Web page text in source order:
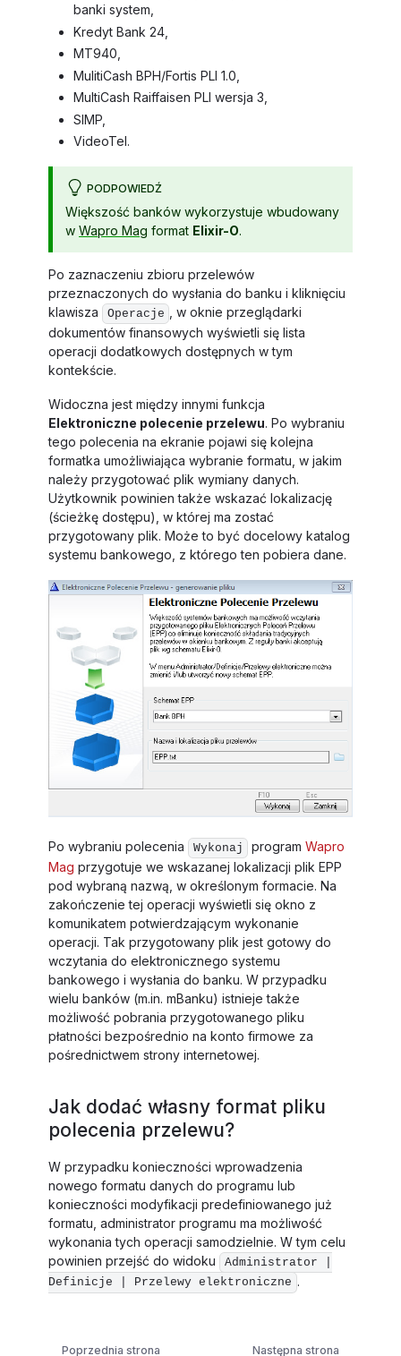
banki system,
Kredyt Bank 24,
MT940,
MulitiCash BPH/Fortis PLI 1.0,
MultiCash Raiffaisen PLI wersja 3,
SIMP,
VideoTel.
PODPOWIEDŹ
Większość banków wykorzystuje wbudowany
w Wapro Mag format Elixir-O.
Po zaznaczeniu zbioru przelewów
przeznaczonych do wysłania do banku i kliknięciu
klawisza
Operacje
, w oknie przeglądarki
dokumentów finansowych wyświetli się lista
operacji dodatkowych dostępnych w tym
kontekście.
Widoczna jest między innymi funkcja
Elektroniczne polecenie przelewu. Po wybraniu
tego polecenia na ekranie pojawi się kolejna
formatka umożliwiająca wybranie formatu, w jakim
należy przygotować plik wymiany danych.
Użytkownik powinien także wskazać lokalizację
(ścieżkę dostępu), w której ma zostać
przygotowany plik. Może to być docelowy katalog
systemu bankowego, z którego ten pobiera dane.
Po wybraniu polecenia Wykonaj programWapro
Mag przygotuje we wskazanej lokalizacji plik EPP
pod wybraną nazwą, w określonym formacie. Na
zakończenie tej operacji wyświetli się okno z
komunikatem potwierdzającym wykonanie
operacji. Tak przygotowany plik jest gotowy do
wczytania do elektronicznego systemu
bankowego i wysłania do banku. W przypadku
wielu banków (m.in. mBanku) istnieje także
możliwość pobrania przygotowanego pliku
płatności bezpośrednio na konto firmowe za
pośrednictwem strony internetowej.
Jak dodać własny format pliku
polecenia przelewu?
W przypadku konieczności wprowadzenia
nowego formatu danych do programu lub
konieczności modyfikacji predefiniowanego już
formatu, administrator programu ma możliwość
wykonania tych operacji samodzielnie. W tym celu
powinien przejść do widoku
Administrator |
Definicje | Przelewy elektroniczne .
Poprzednia strona Następna strona